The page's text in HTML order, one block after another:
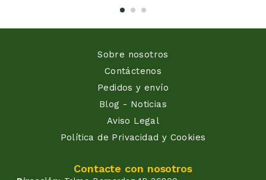
Sobre nosotros
Contáctenos
Pedidos y envío
Blog - Noticias
Aviso Legal
Política de Privacidad y Cookies
Contacte con nosotros